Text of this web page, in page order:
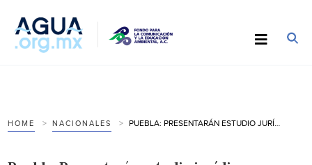
HOME NACIONALES